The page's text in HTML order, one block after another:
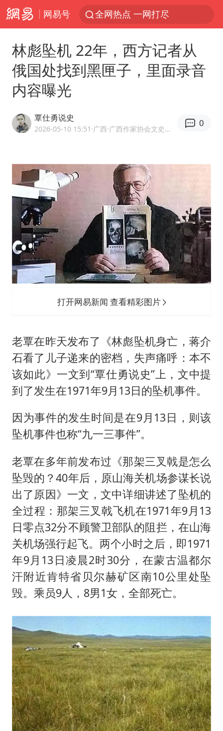
网易号 全网热点 一网打尽
林彪坠机 22年，西方记者从
俄国处找到黑匣子，里面录音
内容曝光
覃仕勇说史
2026-05-10 15:51 ·广西 ·广西作家协会文史作家
0
打开网易新闻 查看精彩图片
老覃在昨天发布了《林彪坠机身亡，蒋介
石看了儿子递来的密档，失声痛呼：本不
该如此》一文到“覃仕勇说史”上，文中提
到了发生在1971年9月13日的坠机事件。
因为事件的发生时间是在9月13日，则该
坠机事件也称“九一三事件”。
老覃在多年前发布过《那架三叉戟是怎么
坠毁的？40年后，原山海关机场参谋长说
出了原因》一文，文中详细讲述了坠机的
全过程：那架三叉戟飞机在1971年9月13
日零点32分不顾警卫部队的阻拦，在山海
关机场强行起飞。两个小时之后，即1971
年9月13日凌晨2时30分，在蒙古温都尔
汗附近肯特省贝尔赫矿区南10公里处坠
毁。乘员9人，8男1女，全部死亡。